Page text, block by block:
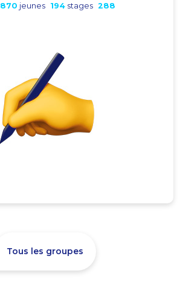
870 jeunes 194 stages 288
Tous les groupes